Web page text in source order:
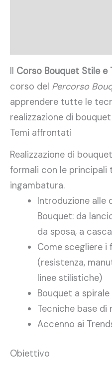
Il Corso Bouquet Stile e
corso del Percorso
apprendere tutte le
realizzazione di
Temi affrontati
Realizzazione di
formali con le
ingambatura.
Introduzione alle
Bouquet: da
da sposa, a
Come scegliere i
(resistenza,
linee stilistiche)
Bouquet a
Tecniche base di
Accenno ai
Obiettivo